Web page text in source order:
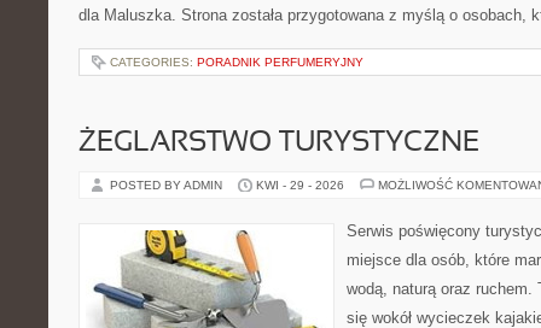
dla Maluszka. Strona została przygotowana z myślą o osobach,
CATEGORIES: PORADNIK PERFUMERYJNY
ŻEGLARSTWO TURYSTYCZNE
POSTED BY ADMIN KWI - 29 - 2026 MOŻLIWOŚĆ
Serwis poświęcony
miejsce dla osób, które
wodą, naturą oraz ruchem.
się wokół wycieczek